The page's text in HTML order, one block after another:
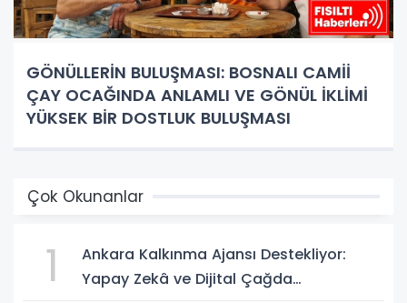
GÖNÜLLERİN BULUŞMASI: BOSNALI CAMİİ
ÇAY OCAĞINDA ANLAMLI VE GÖNÜL İKLİMİ
YÜKSEK BİR DOSTLUK BULUŞMASI
Çok Okunanlar
1
Ankara Kalkınma Ajansı Destekliyor:
Yapay Zekâ ve Dijital Çağda